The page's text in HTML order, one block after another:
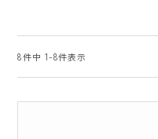
8件中 1-8件表示